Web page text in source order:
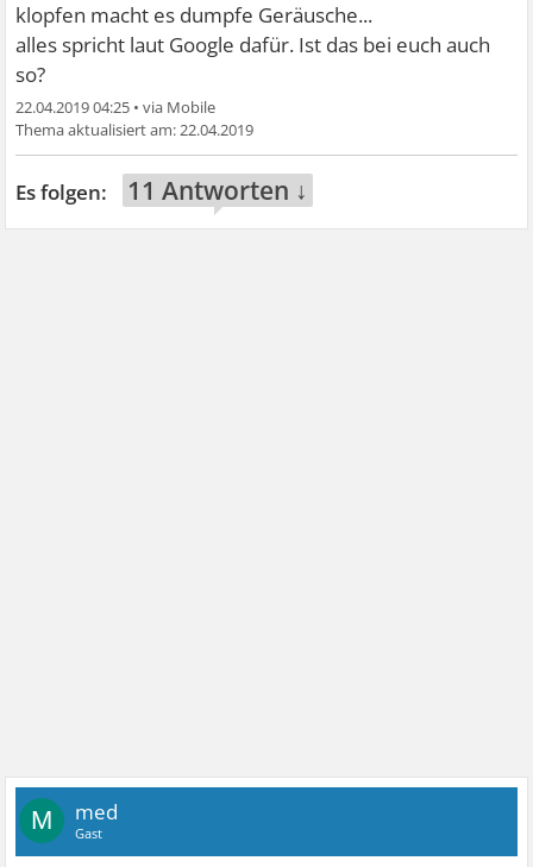
klopfen macht es dumpfe Geräusche...
alles spricht laut Google dafür. Ist das bei euch auch
so?
22.04.2019 04:25 •
22.04.2019
11 Antworten ↓
M med
Gast